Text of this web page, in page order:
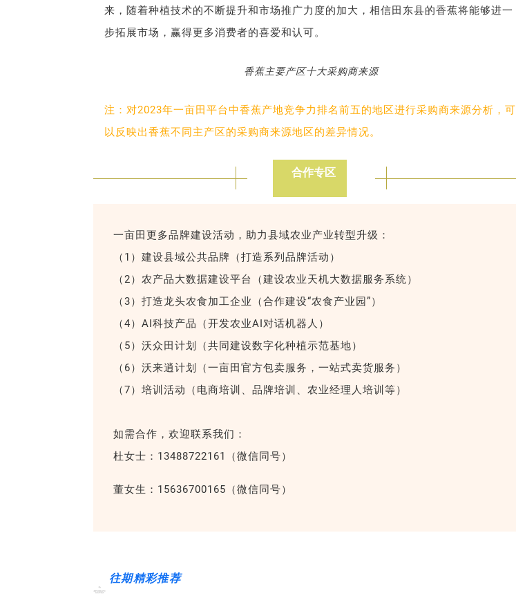
来，随着种植技术的不断提升和市场推广力度的加大，相信田东县的香蕉将能够进一
步拓展市场，赢得更多消费者的喜爱和认可。
香蕉主要产区十大采购商来源
注：对2023年一亩田平台中香蕉产地竞争力排名前五的地区进行采购商来源分析，可
以反映出香蕉不同主产区的采购商来源地区的差异情况。
合作专区
一亩田更多品牌建设活动，助力县域农业产业转型升级：
（1）建设县域公共品牌（打造系列品牌活动）
（2）农产品大数据建设平台（建设农业天机大数据服务系统）
（3）打造龙头农食加工企业（合作建设“农食产业园”）
（4）AI科技产品（开发农业AI对话机器人）
（5）沃众田计划（共同建设数字化种植示范基地）
（6）沃来逍计划（一亩田官方包卖服务，一站式卖货服务）
（7）培训活动（电商培训、品牌培训、农业经理人培训等）
如需合作，欢迎联系我们：
杜女士：13488722161（微信同号）
董女生：15636700165（微信同号）
往期精彩推荐